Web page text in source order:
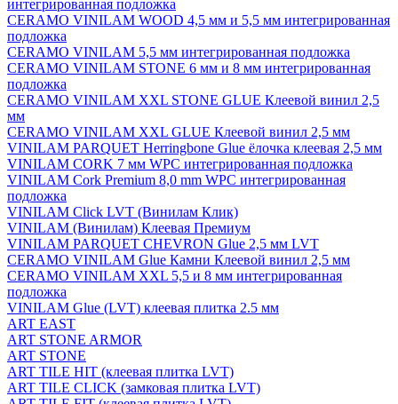
интегрированная подложка
CERAMO VINILAM WOOD 4,5 мм и 5,5 мм интегрированная
подложка
CERAMO VINILAM 5,5 мм интегрированная подложка
CERAMO VINILAM STONE 6 мм и 8 мм интегрированная
подложка
CERAMO VINILAM XXL STONE GLUE Клеевой винил 2,5
мм
CERAMO VINILAM XXL GLUE Клеевой винил 2,5 мм
VINILAM PARQUET Herringbone Glue ёлочка клеевая 2,5 мм
VINILAM CORK 7 мм WPC интегрированная подложка
VINILAM Cork Premium 8,0 mm WPC интегрированная
подложка
VINILAM Click LVT (Винилам Клик)
VINILAM (Винилам) Клеевая Премиум
VINILAM PARQUET CHEVRON Glue 2,5 мм LVT
CERAMO VINILAM Glue Камни Клеевой винил 2,5 мм
CERAMO VINILAM XXL 5,5 и 8 мм интегрированная
подложка
VINILAM Glue (LVT) клеевая плитка 2.5 мм
ART EAST
ART STONE ARMOR
ART STONE
ART TILE HIT (клеевая плитка LVT)
ART TILE CLICK (замковая плитка LVT)